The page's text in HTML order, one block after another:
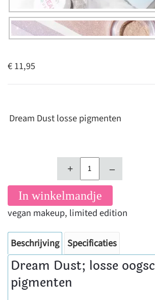
€ 11,95
Dream Dust losse pigmenten
+ –
In winkelmandje
vegan makeup, limited edition
Beschrijving Specificaties
Dream Dust; losse
pigmenten